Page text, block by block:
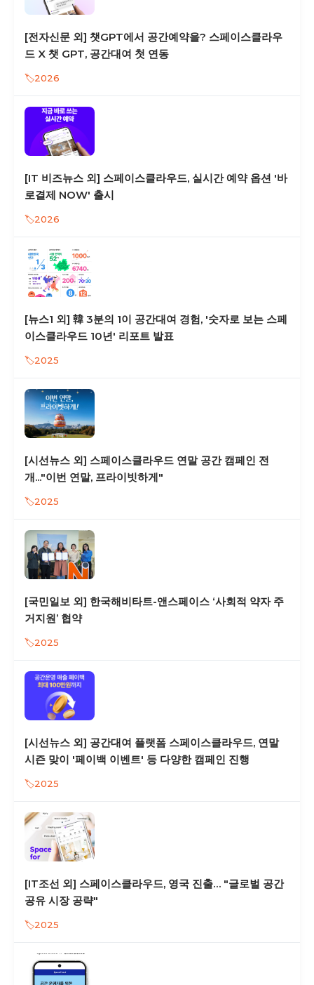
[전자신문 외] 챗GPT에서 공간예약을? 스페이스클라우
드 X 챗 GPT, 공간대여 첫 연동
2026
[IT 비즈뉴스 외] 스페이스클라우드, 실시간 예약 옵션 '바
로결제 NOW' 출시
2026
[뉴스1 외] 韓 3분의 1이 공간대여 경험, '숫자로 보는 스페
이스클라우드 10년' 리포트 발표
2025
[시선뉴스 외] 스페이스클라우드 연말 공간 캠페인 전
개..."이번 연말, 프라이빗하게"
2025
[국민일보 외] 한국해비타트-앤스페이스 ‘사회적 약자 주
거지원’ 협약
2025
[시선뉴스 외] 공간대여 플랫폼 스페이스클라우드, 연말
시즌 맞이 '페이백 이벤트' 등 다양한 캠페인 진행
2025
[IT조선 외] 스페이스클라우드, 영국 진출… "글로벌 공간
공유 시장 공략"
2025